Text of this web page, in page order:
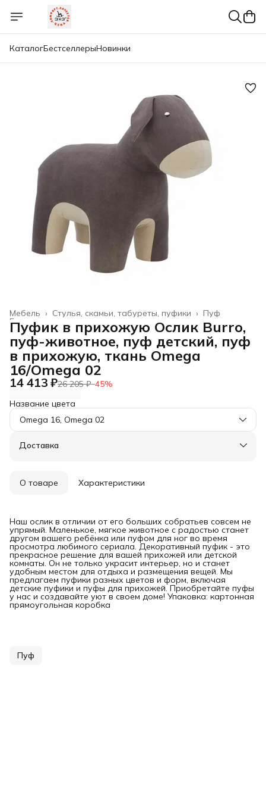
КаталогБестселлерыНовинки
Пуф
Стулья, скамьи, табуреты, пуфики ›
Мебель ›
Главная
Пуфик в прихожую Ослик Burro,
пуф-животное, пуф детский, пуф
в прихожую, ткань Omega
16/Omega 02
14 413 ₽26 205 ₽−45%
Название цвета
Omega 16, Omega 02
Доставка
О товаре Характеристики
Наш ослик в отличии от его больших собратьев совсем не
упрямый. Маленькое, мягкое животное с радостью станет
другом вашего ребёнка или пуфом для ног во время
просмотра любимого сериала. Декоративный пуфик - это
прекрасное решение для вашей прихожей или детской
комнаты. Он не только украсит интерьер, но и станет
удобным местом для отдыха и размещения вещей. Мы
предлагаем пуфики разных цветов и форм, включая
детские пуфики и пуфы для прихожей. Приобретайте пуфы
у нас и создавайте уют в своем доме! Упаковка: картонная
прямоугольная коробка
Пуф